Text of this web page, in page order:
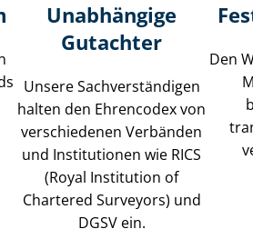
Unabhängige
Gutachter
Unsere Sach­ver­stän­di­gen
halten den Ehrencodex von
verschiedenen Verbänden
und Institutionen wie RICS
(Royal Institution of
Chartered Surveyors) und
DGSV ein.
Den